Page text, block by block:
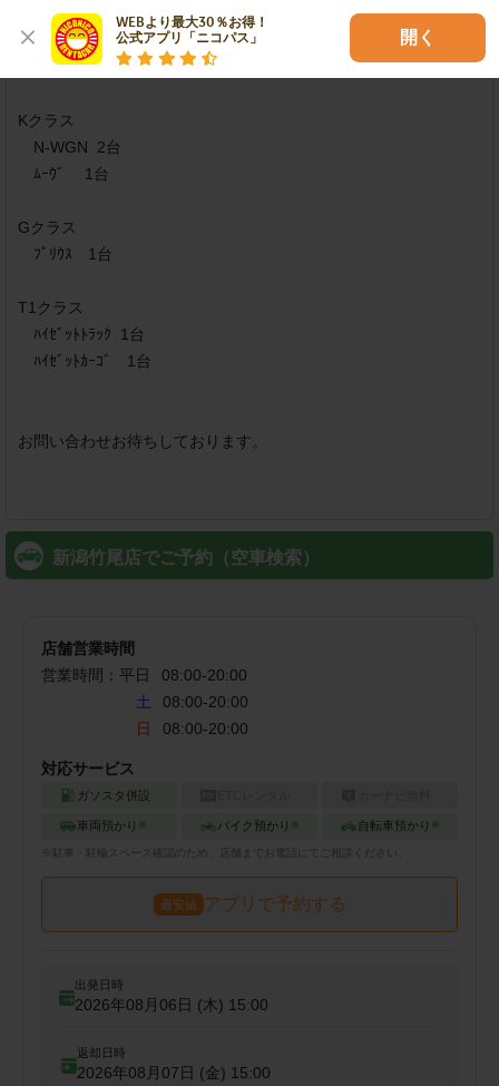
WEBより最大30％お得！
公式アプリ「ニコパス」
開く
竹尾インター店
対応車種
Kクラス
N-WGN  2台
ﾑｰｳﾞ　 1台
Gクラス
ﾌﾟﾘｳｽ　1台
T1クラス
ﾊｲｾﾞｯﾄﾄﾗｯｸ  1台
ﾊｲｾﾞｯﾄｶｰｺﾞ　1台
お問い合わせお待ちしております。
新潟竹尾店でご予約（空車検索）
店舗営業時間
営業時間： 平日 08:00-20:00
土
08:00-20:00
日
08:00-20:00
対応サービス
ガソスタ併設
車両預かり ※ バイク預かり ※ 自転車預かり ※
※ 駐車・駐輪 スペース確認のため、店舗までお電話にてご相談ください。
最安値 アプリで予約する
出発日時
2026年08月06日 (木) 15:00
返却日時
2026年08月07日 (金) 15:00